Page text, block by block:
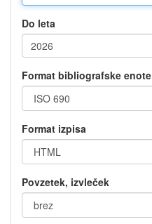
Do leta
Format bibliografske enote
Format izpisa
Povzetek, izvleček